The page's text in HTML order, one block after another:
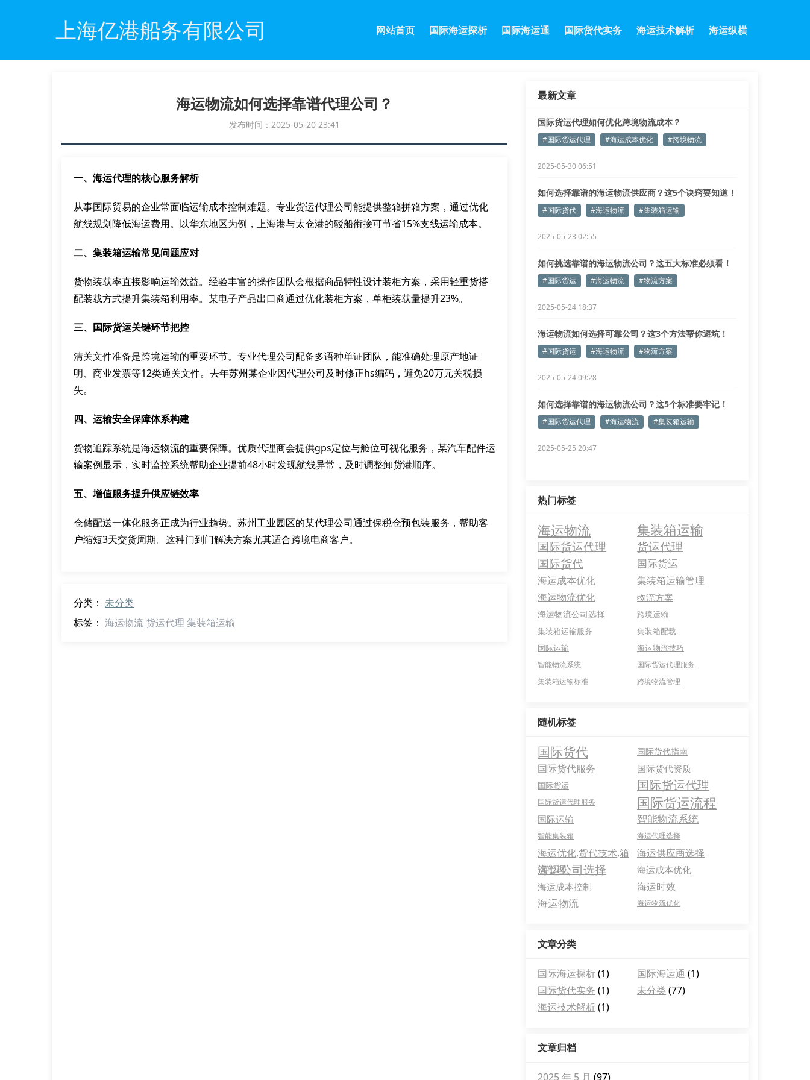
上海亿港船务有限公司 网站首页 国际海运探析 国际海运通 国际货代实务 海运技术解析 海运纵横
海运物流如何选择靠谱代理公司？
发布时间：2025-05-20 23:41
一、海运代理的核心服务解析
从事国际贸易的企业常面临运输成本控制难题。专业货运代理公司能提供整箱拼箱方案，通过优化
航线规划降低海运费用。以华东地区为例，上海港与太仓港的驳船衔接可节省15%支线运输成本。
二、集装箱运输常见问题应对
货物装载率直接影响运输效益。经验丰富的操作团队会根据商品特性设计装柜方案，采用轻重货搭
配装载方式提升集装箱利用率。某电子产品出口商通过优化装柜方案，单柜装载量提升23%。
三、国际货运关键环节把控
清关文件准备是跨境运输的重要环节。专业代理公司配备多语种单证团队，能准确处理原产地证
明、商业发票等12类通关文件。去年苏州某企业因代理公司及时修正hs编码，避免20万元关税损
失。
四、运输安全保障体系构建
货物追踪系统是海运物流的重要保障。优质代理商会提供gps定位与舱位可视化服务，某汽车配件运
输案例显示，实时监控系统帮助企业提前48小时发现航线异常，及时调整卸货港顺序。
五、增值服务提升供应链效率
仓储配送一体化服务正成为行业趋势。苏州工业园区的某代理公司通过保税仓预包装服务，帮助客
户缩短3天交货周期。这种门到门解决方案尤其适合跨境电商客户。
分类： 未分类
标签： 海运物流货运代理 集装箱运输
最新文章
国际货运代理如何优化跨境物流成本？
#国际货运代理 #海运成本优化 #跨境物流
2025-05-30 06:51
如何选择靠谱的海运物流供应商？这5个诀窍要知道！
#国际货代 #海运物流 #集装箱运输
2025-05-23 02:55
如何挑选靠谱的海运物流公司？这五大标准必须看！
#国际货运 #海运物流 #物流方案
2025-05-24 18:37
海运物流如何选择可靠公司？这3个方法帮你避坑！
#国际货运 #海运物流 #物流方案
2025-05-24 09:28
如何选择靠谱的海运物流公司？这5个标准要牢记！
#国际货运代理 #海运物流 #集装箱运输
2025-05-25 20:47
热门标签
海运物流 集装箱运输
国际货运代理 货运代理
国际货代 国际货运
海运成本优化
集装箱运输管理
海运物流优化
物流方案
海运物流公司选择
跨境运输
集装箱运输服务
集装箱配载
国际运输
海运物流技巧
智能物流系统
国际货运代理服务
集装箱运输标准
跨境物流管理
随机标签
国际货代 国际货代指南
国际货代服务 国际货代资质
国际货运 国际货运代理
国际货运代理服务 国际货运流程
国际运输 智能物流系统
智能集装箱 海运代理选择
海运优化,货代技术,箱
运管理
海运供应商选择
海运公司选择
海运成本优化
海运成本控制
海运时效
海运物流 海运物流优化
文章分类
国际海运探析(1) 国际海运通 (1)
国际货代实务 (1) 未分类(77)
海运技术解析(1)
文章归档
2025 年 5 月 (97)